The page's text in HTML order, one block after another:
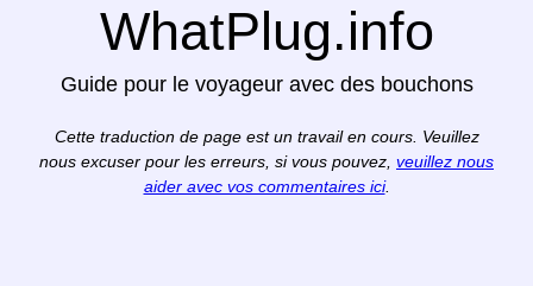
WhatPlug.info
Guide pour le voyageur avec des bouchons
Cette traduction de page est un travail en cours. Veuillez
nous excuser pour les erreurs, si vous pouvez, veuillez nous
aider avec vos commentaires ici.